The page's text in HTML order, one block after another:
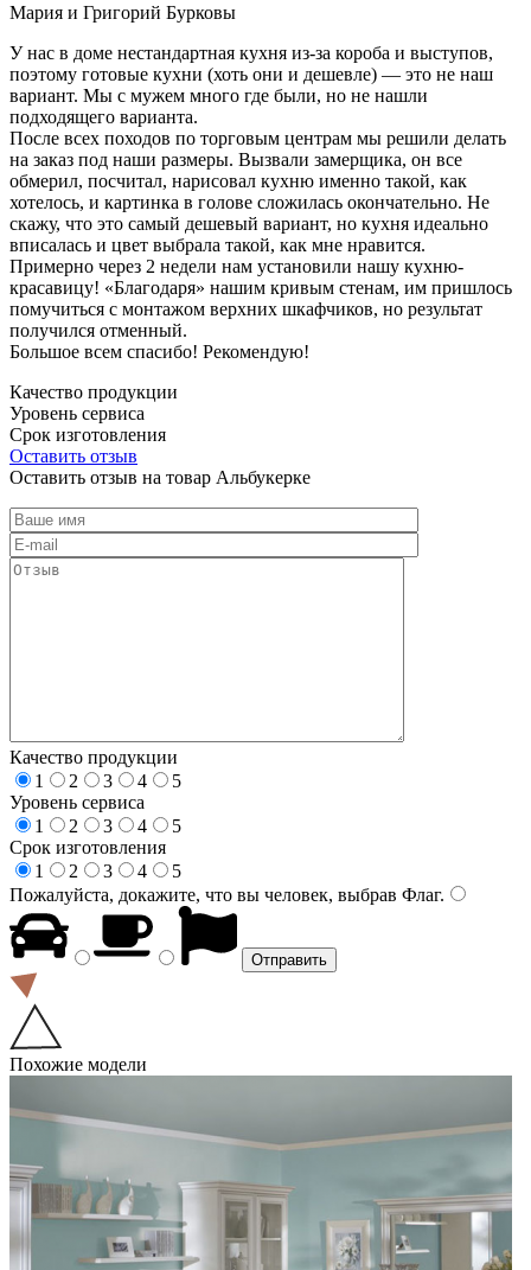
Мария и Григорий Бурковы
У нас в доме нестандартная кухня из-за короба и выступов,
поэтому готовые кухни (хоть они и дешевле) — это не наш
вариант. Мы с мужем много где были, но не нашли
подходящего варианта.
После всех походов по торговым центрам мы решили делать
на заказ под наши размеры. Вызвали замерщика, он все
обмерил, посчитал, нарисовал кухню именно такой, как
хотелось, и картинка в голове сложилась окончательно. Не
скажу, что это самый дешевый вариант, но кухня идеально
вписалась и цвет выбрала такой, как мне нравится.
Примерно через 2 недели нам установили нашу кухню-
красавицу! «Благодаря» нашим кривым стенам, им пришлось
помучиться с монтажом верхних шкафчиков, но результат
получился отменный.
Большое всем спасибо! Рекомендую!
Качество продукции
Уровень сервиса
Срок изготовления
Оставить отзыв
Оставить отзыв на товар Альбукерке
Качество продукции
1
2 3 4
5
Уровень сервиса
1
2 3 4
5
Срок изготовления
1
2 3 4
5
Пожалуйста, докажите, что вы человек, выбрав Флаг.
Похожие модели